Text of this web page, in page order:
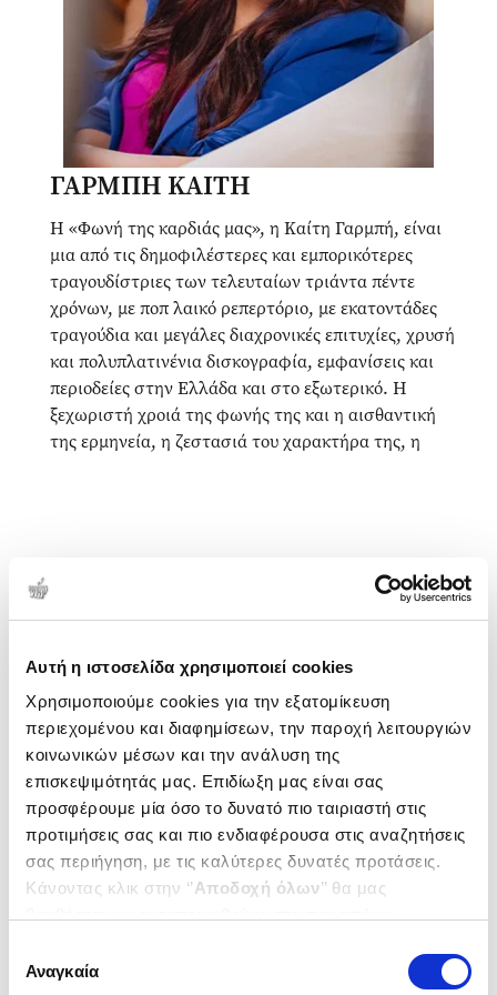
Αυτή η ιστοσελίδα χρησιμοποιεί cookies
Χρησιμοποιούμε cookies για την εξατομίκευση
περιεχομένου και διαφημίσεων, την παροχή λειτουργιών
κοινωνικών μέσων και την ανάλυση της
επισκεψιμότητάς μας. Επιδίωξη μας είναι σας
προσφέρουμε μία όσο το δυνατό πιο ταιριαστή στις
προτιμήσεις σας και πιο ενδιαφέρουσα στις αναζητήσεις
σας περιήγηση, με τις καλύτερες δυνατές προτάσεις.
Κάνοντας κλικ στην ‘’Αποδοχή όλων’’ θα μας
ενδιαφέρουν και να επιλέξετε από τα παρακάτω με την
συγκατάθεσης
Αναγκαία
ΓΑΡΜΠΗ ΚΑΙΤΗ
Η «Φωνή της καρδιάς μας», η Καίτη Γαρμπή, είναι
μια από τις δημοφιλέστερες και εμπορικότερες
τραγουδίστριες των τελευταίων τριάντα πέντε
χρόνων, με ποπ λαικό ρεπερτόριο, με εκατοντάδες
τραγούδια και μεγάλες διαχρονικές επιτυχίες, χρυσή
και πολυπλατινένια δισκογραφία, εμφανίσεις και
περιοδείες στην Ελλάδα και στο εξωτερικό. Η
ξεχωριστή χροιά της φωνής της και η αισθαντική
της ερμηνεία, η ζεστασιά του χαρακτήρα της, η
προσωπική της ζωή, η Καίτη είναι ένα παιδί που
τρελαίνεται για τα Χριστούγεννα, λατρεύει τα
βιβλία και τη μαγεύουν οι ταινίες που είναι
βγαλμένες από παραμύθια και από άλλες εποχές. Γι’
αυτό, για όλους εμάς είναι η Καίτη που αγαπούσαμε,
αγαπάμε και θα αγαπάμε!